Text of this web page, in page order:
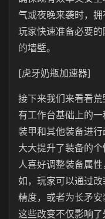
气或夜晚来袭时，
玩家快速准备必要
的墙壁。
[虎牙奶瓶加速器]
接下来我们来看看
有工作台基础上的一
装甲和其他装备进
大大提升了装备的
人喜好调整装备属
如，玩家可以通过
精度，或者为长矛安
这些改变不仅影响